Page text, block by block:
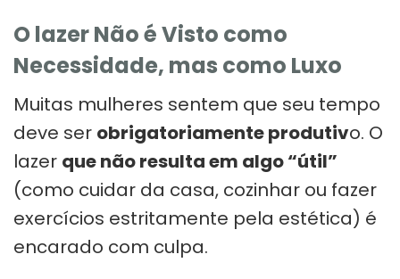
O lazer Não é Visto como
Necessidade, mas como Luxo
Muitas mulheres sentem que seu tempo
deve ser obrigatoriamente produtivo. O
lazer que não resulta em algo “útil”
(como cuidar da casa, cozinhar ou fazer
exercícios estritamente pela estética) é
encarado com culpa.